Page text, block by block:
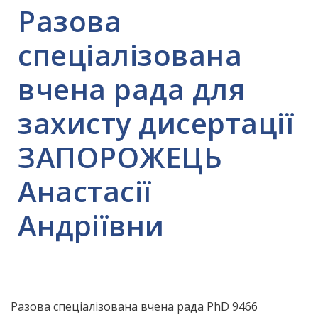
Разова
спеціалізована
вчена рада для
захисту дисертації
ЗАПОРОЖЕЦЬ
Анастасії
Андріївни
Разова спеціалізована вчена рада PhD 9466